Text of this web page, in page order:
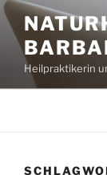
Zum
Inhalt
springen
Heilpraktikerin